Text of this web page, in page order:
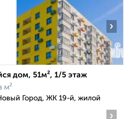
›
дом, 51м², 1/5 этаж
м²
Город, ЖК 19-й, жилой
›